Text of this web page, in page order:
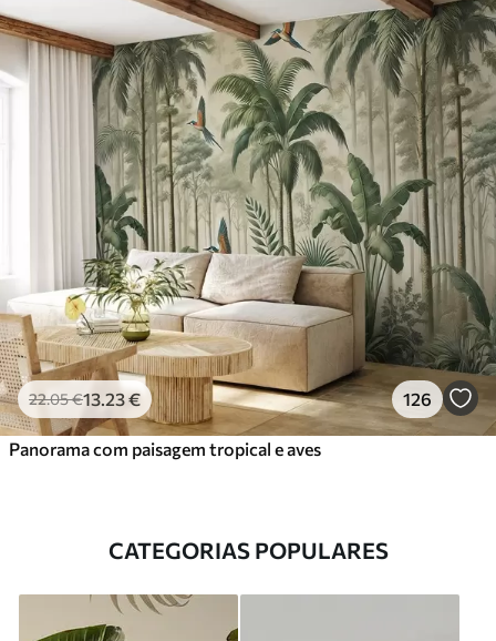
22.05€13 .23€ 126
Panorama com paisagem tropical e aves
CATEGORIAS POPULARES